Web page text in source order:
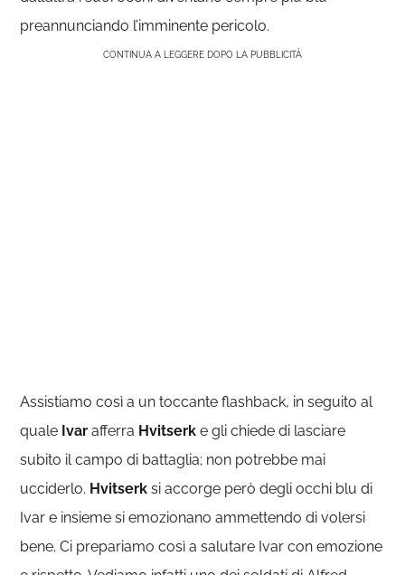
preannunciando l’imminente pericolo.
CONTINUA A LEGGERE DOPO LA PUBBLICITÀ
Assistiamo così a un toccante flashback, in seguito al
quale Ivarafferra Hvitserk e gli chiede di lasciare
subito il campo di battaglia; non potrebbe mai
ucciderlo. Hvitserk si accorge però degli occhi blu di
Ivar e insieme si emozionano ammettendo di volersi
bene. Ci prepariamo così a salutare Ivar con emozione